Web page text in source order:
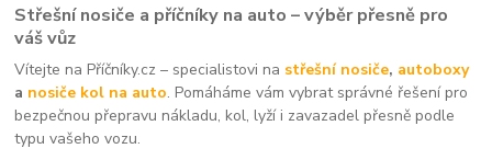
Střešní nosiče a příčníky na auto – výběr přesně pro
váš vůz
Vítejte na Příčníky.cz – specialistovi na střešní nosiče, autoboxy
a nosiče kol na auto. Pomáháme vám vybrat správné řešení pro
bezpečnou přepravu nákladu, kol, lyží i zavazadel přesně podle
typu vašeho vozu.